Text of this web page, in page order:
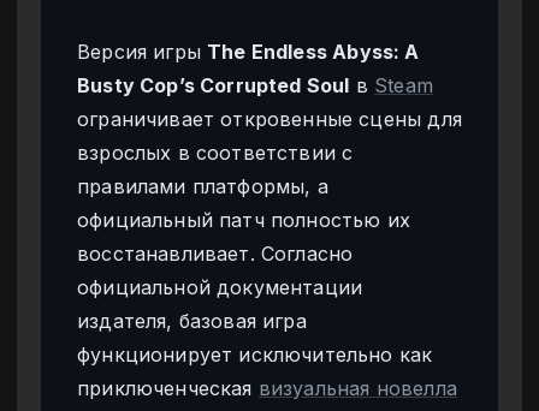
Версия игры The Endless Abyss: A
Busty Cop’s Corrupted Soul в Steam
ограничивает откровенные сцены для
взрослых в соответствии с
правилами платформы, а
официальный патч полностью их
восстанавливает. Согласно
официальной документации
издателя, базовая игра
функционирует исключительно как
приключенческая визуальная новелла